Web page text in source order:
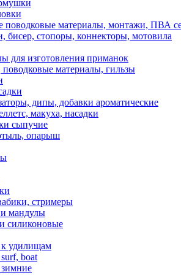
поводковые материалы, монтажи, ПВА
бисер, стопоры, коннекторы, мотовила
для изготовления приманок
материалы, гильзы
дипы, добавки ароматические
макуха, насадки
сыпучие
опарыш
стримеры
мандулы
силиконовые
к удилищам
boat